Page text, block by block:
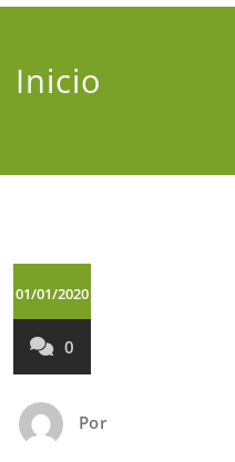
Inicio
01/01/2020
0
Por